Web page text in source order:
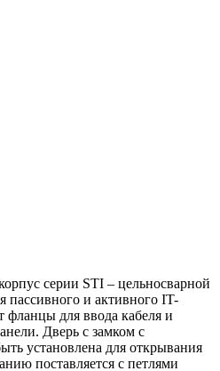
серии STI – цельносварной
пассивного и активного IT-
фланцы для ввода кабеля и
Дверь с замком с
установлена для открывания
поставляется с петлями